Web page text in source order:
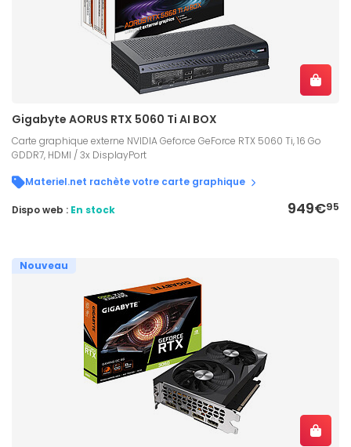
Gigabyte AORUS RTX 5060 Ti AI BOX
Carte graphique externe NVIDIA Geforce GeForce RTX 5060 Ti, 16 Go
GDDR7, HDMI / 3x DisplayPort
Materiel.net rachète votre carte graphique
949€95
Dispo web : En stock
Nouveau